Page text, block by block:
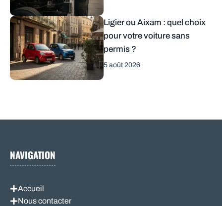
Ligier ou Aixam : quel choix
pour votre voiture sans
permis ?
5 août 2026
NAVIGATION
Accueil
Nous contacter